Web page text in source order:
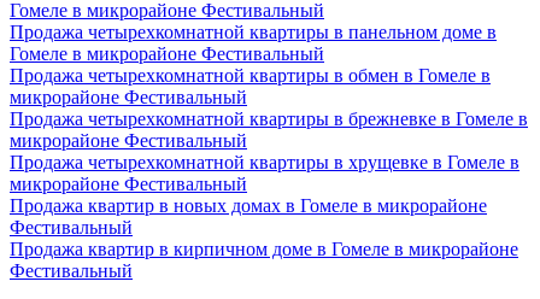
Гомеле в микрорайоне Фестивальный
Продажа четырехкомнатной квартиры в панельном доме в
Гомеле в микрорайоне Фестивальный
Продажа четырехкомнатной квартиры в обмен в Гомеле в
микрорайоне Фестивальный
Продажа четырехкомнатной квартиры в брежневке в Гомеле в
микрорайоне Фестивальный
Продажа четырехкомнатной квартиры в хрущевке в Гомеле в
микрорайоне Фестивальный
Продажа квартир в новых домах в Гомеле в микрорайоне
Фестивальный
Продажа квартир в кирпичном доме в Гомеле в микрорайоне
Фестивальный